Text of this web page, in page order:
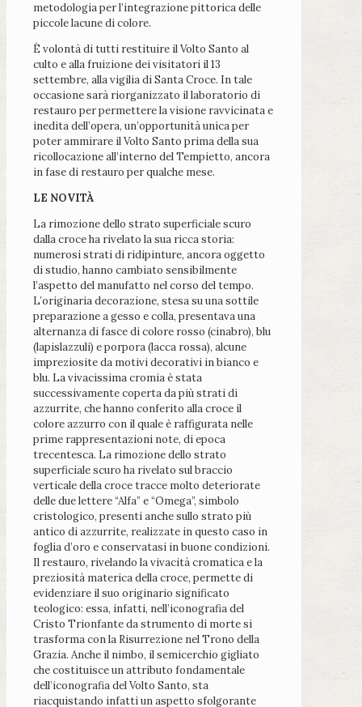
metodologia per l’integrazione pittorica delle
piccole lacune di colore.
È volontà di tutti restituire il Volto Santo al
culto e alla fruizione dei visitatori il 13
settembre, alla vigilia di Santa Croce. In tale
occasione sarà riorganizzato il laboratorio di
restauro per permettere la visione ravvicinata e
inedita dell’opera, un’opportunità unica per
poter ammirare il Volto Santo prima della sua
ricollocazione all’interno del Tempietto, ancora
in fase di restauro per qualche mese.
LE NOVITÀ
La rimozione dello strato superficiale scuro
dalla croce ha rivelato la sua ricca storia:
numerosi strati di ridipinture, ancora oggetto
di studio, hanno cambiato sensibilmente
l’aspetto del manufatto nel corso del tempo.
L’originaria decorazione, stesa su una sottile
preparazione a gesso e colla, presentava una
alternanza di fasce di colore rosso (cinabro), blu
(lapislazzuli) e porpora (lacca rossa), alcune
impreziosite da motivi decorativi in bianco e
blu. La vivacissima cromia è stata
successivamente coperta da più strati di
azzurrite, che hanno conferito alla croce il
colore azzurro con il quale è raffigurata nelle
prime rappresentazioni note, di epoca
trecentesca. La rimozione dello strato
superficiale scuro ha rivelato sul braccio
verticale della croce tracce molto deteriorate
delle due lettere “Alfa” e “Omega”, simbolo
cristologico, presenti anche sullo strato più
antico di azzurrite, realizzate in questo caso in
foglia d’oro e conservatasi in buone condizioni.
Il restauro, rivelando la vivacità cromatica e la
preziosità materica della croce, permette di
evidenziare il suo originario significato
teologico: essa, infatti, nell’iconografia del
Cristo Trionfante da strumento di morte si
trasforma con la Risurrezione nel Trono della
Grazia. Anche il nimbo, il semicerchio gigliato
che costituisce un attributo fondamentale
dell’iconografia del Volto Santo, sta
riacquistando infatti un aspetto sfolgorante